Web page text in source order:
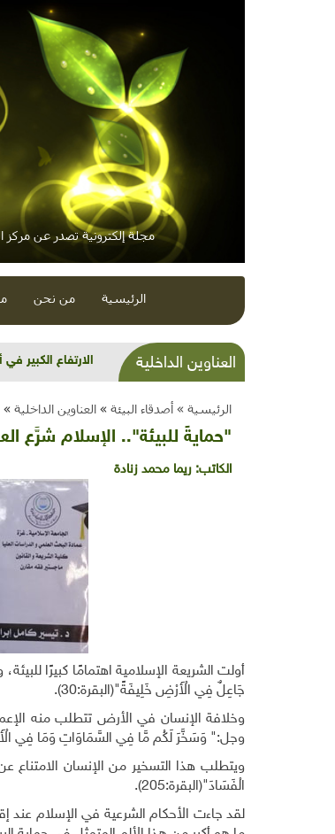
مجلة إلكترونية تصدر عن مركز
الرئيسية من نحن
العناوين الداخلية الارتفاع الكبير في
الرئيسية » أصدقاء البيئة » العناوين الداخلية »
"حمايةً للبيئة".. الإسلام شرَّع
الكاتب: ريما محمد زنادة
أولت الشريعة الإسلامية اهتمامًا كبيرًا
جَاعِلٌ فِي الْأَرْضِ خَلِيفَةً"(البقرة:30).
وخلافة الإنسان في الأرض تتطلب منه
وجل:" وَسَخَّرَ لَكُم مَّا فِي السَّمَاوَاتِ وَمَا فِي
ويتطلب هذا التسخير من الإنسان الامتناع
الْفَسَادَ"(البقرة:205).
لقد جاءت الأحكام الشرعية في الإسلام عند